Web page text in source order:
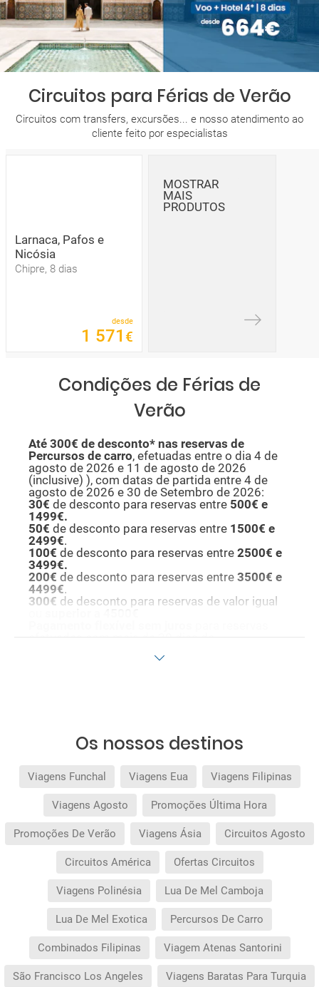
Circuitos para Férias de Verão
Circuitos com transfers, excursões... e nosso atendimento ao
cliente feito por especialistas
Larnaca, Pafos e
Nicósia
Chipre, 8 dias
desde
1 571 €
MOSTRAR
MAIS
PRODUTOS
Condições de Férias de
Verão
Até 300€ de desconto* nas reservas de
Percursos de carro, efetuadas entre o dia 4 de
agosto de 2026 e 11 de agosto de 2026
(inclusive) ), com datas de partida entre 4 de
agosto de 2026 e 30 de Setembro de 2026:
30€ de desconto para reservas entre 500€ e
1499€.
50€ de desconto para reservas entre 1500€ e
2499€.
100€ de desconto para reservas entre 2500€ e
3499€.
200€ de desconto para reservas entre 3500€ e
4499€.
300€ de desconto para reservas de valor igual
Seguro de viagem incluído
destino; no entanto, caso pretenda reforçar esta
assistência, deverá adicionar outros seguros
antes de confirmar a reserva).
As condições desta campanha aplicam-se
apenas durante o período da sua vigência.
Quaisquer alterações à reserva posteriores ao
promocionais anteriormente mencionadas.
Desconto não acumulável.
Os nossos destinos
Viagens Funchal Viagens Eua Viagens Filipinas
Viagens Agosto Promoções Última Hora
Promoções De Verão Viagens Ásia Circuitos Agosto
Circuitos América Ofertas Circuitos
Viagens Polinésia Lua De Mel Camboja
Lua De Mel Exotica Percursos De Carro
Combinados Filipinas Viagem Atenas Santorini
São Francisco Los Angeles Viagens Baratas Para Turquia